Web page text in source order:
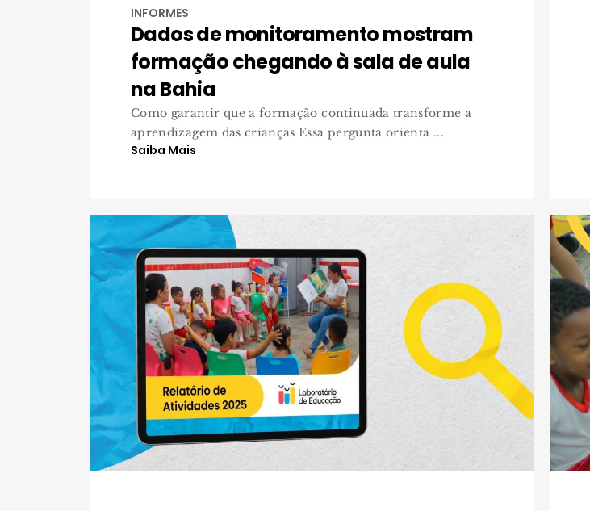
INFORMES
Dados de monitoramento mostram
formação chegando à sala de aula
na Bahia
Como garantir que a formação continuada transforme a
aprendizagem das crianças Essa pergunta orienta ...
Saiba Mais